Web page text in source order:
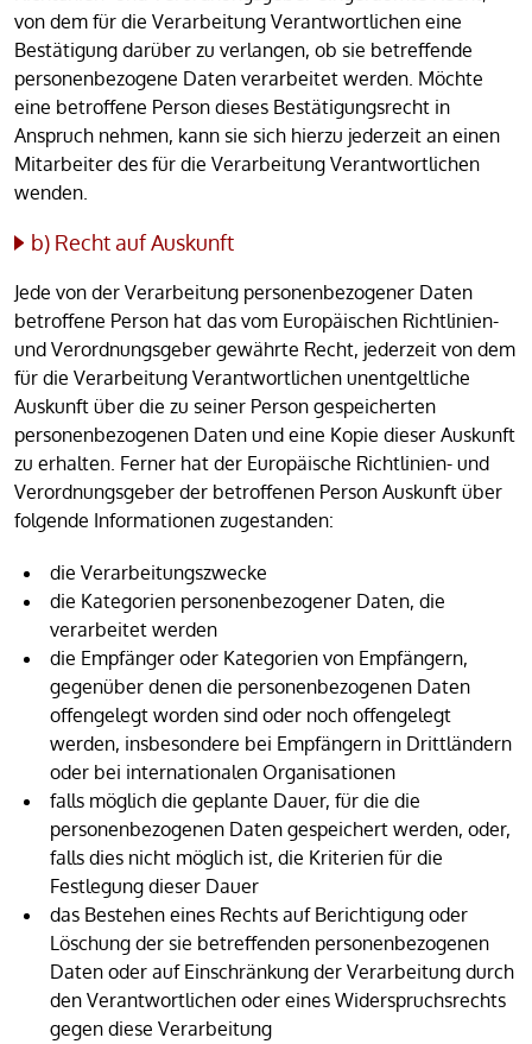
von dem für die Verarbeitung Verantwortlichen eine
Bestätigung darüber zu verlangen, ob sie betreffende
personenbezogene Daten verarbeitet werden. Möchte
eine betroffene Person dieses Bestätigungsrecht in
Anspruch nehmen, kann sie sich hierzu jederzeit an einen
Mitarbeiter des für die Verarbeitung Verantwortlichen
wenden.
b) Recht auf Auskunft
Jede von der Verarbeitung personenbezogener Daten
betroffene Person hat das vom Europäischen Richtlinien-
und Verordnungsgeber gewährte Recht, jederzeit von dem
für die Verarbeitung Verantwortlichen unentgeltliche
Auskunft über die zu seiner Person gespeicherten
personenbezogenen Daten und eine Kopie dieser Auskunft
zu erhalten. Ferner hat der Europäische Richtlinien- und
Verordnungsgeber der betroffenen Person Auskunft über
folgende Informationen zugestanden:
die Verarbeitungszwecke
die Kategorien personenbezogener Daten, die
verarbeitet werden
die Empfänger oder Kategorien von Empfängern,
gegenüber denen die personenbezogenen Daten
offengelegt worden sind oder noch offengelegt
werden, insbesondere bei Empfängern in Drittländern
oder bei internationalen Organisationen
falls möglich die geplante Dauer, für die die
personenbezogenen Daten gespeichert werden, oder,
falls dies nicht möglich ist, die Kriterien für die
Festlegung dieser Dauer
das Bestehen eines Rechts auf Berichtigung oder
Löschung der sie betreffenden personenbezogenen
Daten oder auf Einschränkung der Verarbeitung durch
den Verantwortlichen oder eines Widerspruchsrechts
gegen diese Verarbeitung